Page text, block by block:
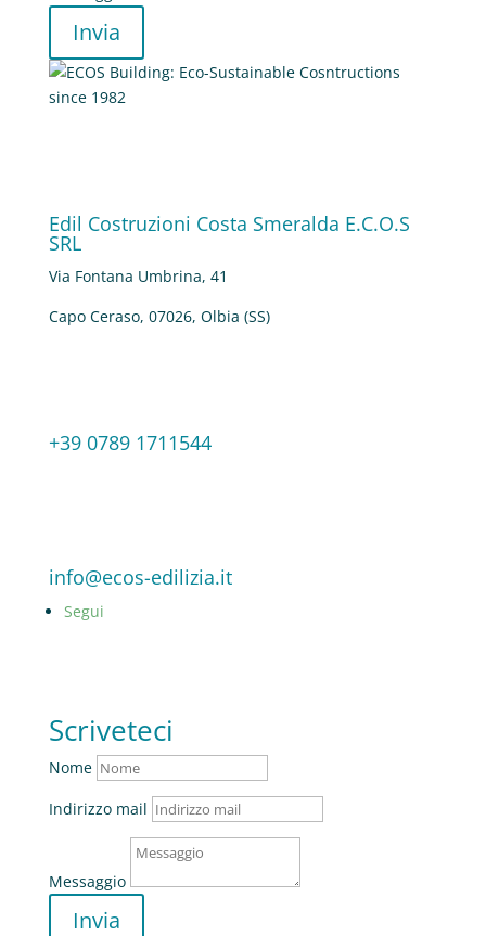
Invia
Edil Costruzioni Costa Smeralda E.C.O.S
SRL
Via Fontana Umbrina, 41
Capo Ceraso, 07026, Olbia (SS)
+39 0789 1711544
info@ecos-edilizia.it
Segui
Scriveteci
Nome
Indirizzo mail
Messaggio
Invia